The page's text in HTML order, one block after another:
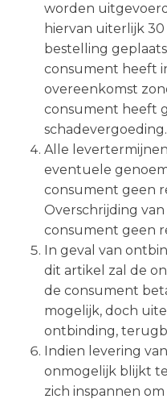
worden
hiervan uiterlijk
bestelling
consument heeft
overeenkomst
consument heeft
schadevergoeding.
Alle
eventuele
consument geen
Overschrijding
consument geen
In geval van
dit artikel zal de
de consument
mogelijk, doch
ontbinding,
Indien levering
onmogelijk blijkt
zich inspannen